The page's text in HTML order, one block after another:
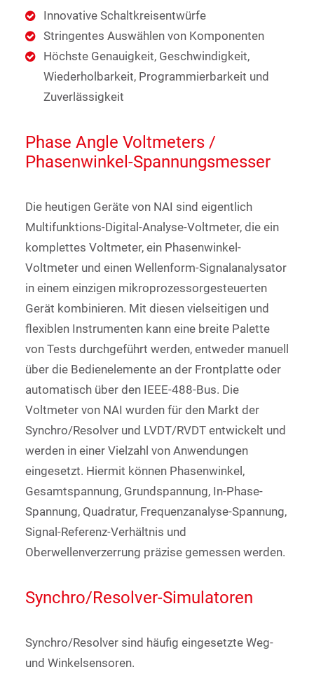
Innovative Schaltkreisentwürfe
Stringentes Auswählen von Komponenten
Höchste Genauigkeit, Geschwindigkeit,
Wiederholbarkeit, Programmierbarkeit und
Zuverlässigkeit
Phase Angle Voltmeters /
Phasenwinkel-Spannungsmesser
Die heutigen Geräte von NAI sind eigentlich
Multifunktions-Digital-Analyse-Voltmeter, die ein
komplettes Voltmeter, ein Phasenwinkel-
Voltmeter und einen Wellenform-Signalanalysator
in einem einzigen mikroprozessorgesteuerten
Gerät kombinieren. Mit diesen vielseitigen und
flexiblen Instrumenten kann eine breite Palette
von Tests durchgeführt werden, entweder manuell
über die Bedienelemente an der Frontplatte oder
automatisch über den IEEE-488-Bus. Die
Voltmeter von NAI wurden für den Markt der
Synchro/Resolver und LVDT/RVDT entwickelt und
werden in einer Vielzahl von Anwendungen
eingesetzt. Hiermit können Phasenwinkel,
Gesamtspannung, Grundspannung, In-Phase-
Spannung, Quadratur, Frequenzanalyse-Spannung,
Signal-Referenz-Verhältnis und
Oberwellenverzerrung präzise gemessen werden.
Synchro/Resolver-Simulatoren
Synchro/Resolver sind häufig eingesetzte Weg-
und Winkelsensoren.